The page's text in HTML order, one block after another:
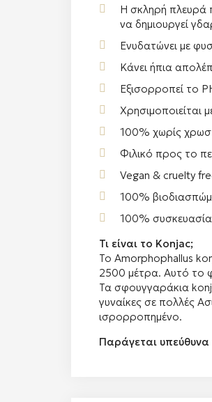
Η σκληρή πλευρά
να δημιουργεί
Ενυδατώνει με
Κάνει ήπια
Εξισορροπεί το
Χρησιμοποιείται
100% χωρίς
Φιλικό προς το
Vegan & cruelty
100%
100%
Τι είναι το Konjac;
Το Amorphophallus
2500 μέτρα. Αυτό το
Τα σφουγγαράκια
γυναίκες σε πολλές
ισρορροπημένο.
Παράγεται υπεύθυνα